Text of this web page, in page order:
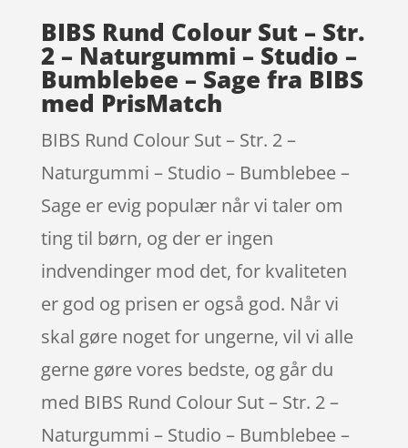
BIBS Rund Colour Sut – Str.
2 – Naturgummi – Studio –
Bumblebee – Sage fra BIBS
med PrisMatch
BIBS Rund Colour Sut – Str. 2 –
Naturgummi – Studio – Bumblebee –
Sage er evig populær når vi taler om
ting til børn, og der er ingen
indvendinger mod det, for kvaliteten
er god og prisen er også god. Når vi
skal gøre noget for ungerne, vil vi alle
gerne gøre vores bedste, og går du
med BIBS Rund Colour Sut – Str. 2 –
Naturgummi – Studio – Bumblebee –